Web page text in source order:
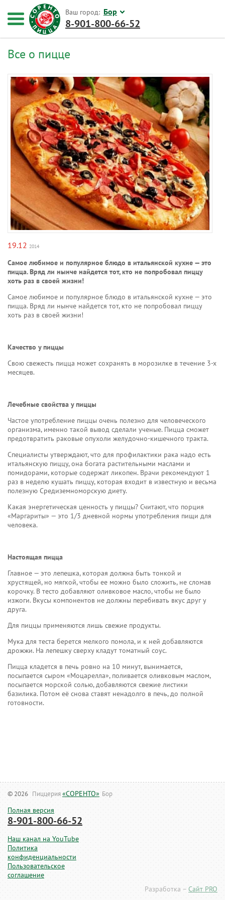
Все о пицце
19.12 2014
Самое любимое и популярное блюдо в итальянской кухне — это
пицца. Вряд ли нынче найдется тот, кто не попробовал пиццу
хоть раз в своей жизни!
Самое любимое и популярное блюдо в итальянской кухне — это
пицца. Вряд ли нынче найдется тот, кто не попробовал пиццу
хоть раз в своей жизни!
Качество у пиццы
Свою свежесть пицца может сохранять в морозилке в течение 3-х
месяцев.
Лечебные свойства у пиццы
Частое употребление пиццы очень полезно для человеческого
организма, именно такой вывод сделали ученые. Пицца сможет
предотвратить раковые опухоли желудочно-кишечного тракта.
Специалисты утверждают, что для профилактики рака надо есть
итальянскую пиццу, она богата растительными маслами и
помидорами, которые содержат ликопен. Врачи рекомендуют 1
раз в неделю кушать пиццу, которая входит в известную и весьма
полезную Средиземноморскую диету.
Какая энергетическая ценность у пиццы? Считают, что порция
«Маргариты» — это 1/3 дневной нормы употребления пищи для
человека.
Настоящая пицца
Главное — это лепешка, которая должна быть тонкой и
хрустящей, но мягкой, чтобы ее можно было сложить, не сломав
корочку. В тесто добавляют оливковое масло, чтобы не было
изжоги. Вкусы компонентов не должны перебивать вкус друг у
друга.
Для пиццы применяются лишь свежие продукты.
Мука для теста берется мелкого помола, и к ней добавляются
дрожжи. На лепешку сверху кладут томатный соус.
Пицца кладется в печь ровно на 10 минут, вынимается,
посыпается сыром «Моцарелла», поливается оливковым маслом,
посыпается морской солью, добавляются свежие листики
базилика. Потом её снова ставят ненадолго в печь, до полной
готовности.
© 2026 Пиццерия«СОРЕНТО» Бор
Полная версия
8-901-800-66-52
Наш канал на YouTube
Политика
конфиденциальности
Пользовательское
соглашение
Разработка – Сайт PRO
Ваш город: Бор
8-901-800-66-52